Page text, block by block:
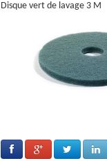
Disque vert de lavage 3 M